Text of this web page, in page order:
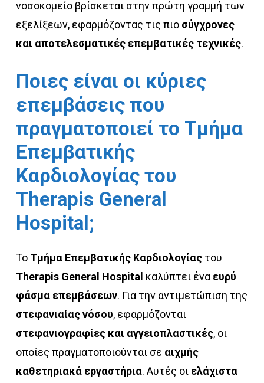
νοσοκομείο βρίσκεται στην πρώτη γραμμή των
εξελίξεων, εφαρμόζοντας τις πιο σύγχρονες
και αποτελεσματικές επεμβατικές τεχνικές.
Ποιες είναι οι κύριες
επεμβάσεις που
πραγματοποιεί το Τμήμα
Επεμβατικής
Καρδιολογίας του
Therapis General
Hospital;
Το Τμήμα Επεμβατικής Καρδιολογίαςτου
Therapis General Hospital καλύπτει ένα ευρύ
φάσμα επεμβάσεων. Για την αντιμετώπιση της
στεφανιαίας νόσου, εφαρμόζονται
στεφανιογραφίες και αγγειοπλαστικές, οι
οποίες πραγματοποιούνται σε αιχμής
καθετηριακά εργαστήρια. Αυτές οι ελάχιστα